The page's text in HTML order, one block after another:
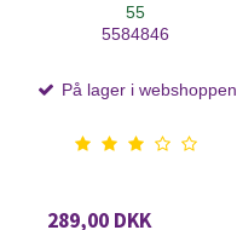
55
5584846
På lager i webshoppen
289,00 DKK